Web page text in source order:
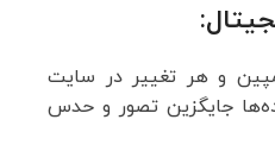
و هر تغییر در سایت
جایگزین تصور و حدس